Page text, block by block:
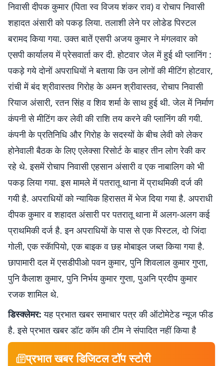
निवासी दीपक कुमार (पिता स्व विजय शंकर राव) व रोचाप निवासी
शहादत अंसारी को पकड़ लिया. तलाशी लेने पर लोडेड पिस्टल
बरामद किया गया. उक्त बातें एसपी अजय कुमार ने मंगलवार को
एसपी कार्यालय में प्रेसवार्ता कर दी. होटवार जेल में हुई थी प्लानिंग :
पकड़े गये दोनों अपराधियों ने बताया कि उन लोगों की मीटिंग होटवार,
रांची में बंद श्रीवास्तव गिरोह के अमन श्रीवास्तव, रोचाप निवासी
रियाज अंसारी, रतन सिंह व शिव शर्मा के साथ हुई थी. जेल में निर्माण
कंपनी से मीटिंग कर लेवी की राशि तय करने की प्लानिंग की गयी.
कंपनी के प्रतिनिधि और गिरोह के सदस्यों के बीच लेवी को लेकर
होनेवाली बैठक के लिए एलेक्सा रिसोर्ट के बाहर तीन लोग रेकी कर
रहे थे. इसमें रोचाप निवासी एहसान अंसारी व एक नाबालिग को भी
पकड़ लिया गया. इस मामले में पतरातू थाना में प्राथमिकी दर्ज की
गयी है. अपराधियों को न्यायिक हिरासत में भेज दिया गया है. अपराधी
दीपक कुमार व शहादत अंसारी पर पतरातू थाना में अलग-अलग कई
प्राथमिकी दर्ज है. इन अपराधियाें के पास से एक पिस्टल, दो जिंदा
गोली, एक स्कॅापियो, एक बाइक व छह मोबाइल जब्त किया गया है.
छापामारी दल में एसडीपीओ पवन कुमार, पुनि शिवलाल कुमार गुप्ता,
पुनि कैलाश कुमार, पुनि निर्भय कुमार गुप्ता, पुअनि प्रदीप कुमार
रजक शामिल थे.
डिस्क्लेमर: यह प्रभात खबर समाचार पत्र की ऑटोमेटेड न्यूज फीड
है. इसे प्रभात खबर डॉट कॉम की टीम ने संपादित नहीं किया है
प्रभात खबर डिजिटल टॉप स्टोरी